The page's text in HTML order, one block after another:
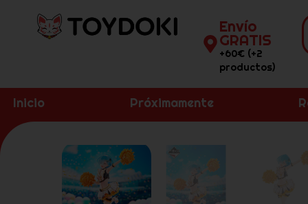
Envío
GRATIS
+60€ (+2
productos)
Inicio Próximamente